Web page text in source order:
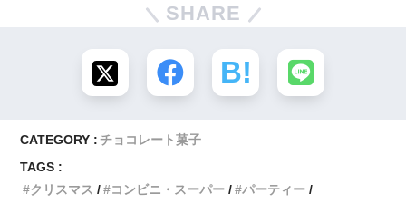
SHARE
CATEGORY : チョコレート菓子
TAGS :
クリスマス
コンビニ・スーパー
パーティー